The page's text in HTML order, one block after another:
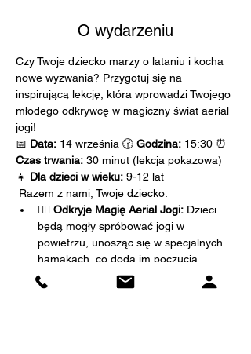
O wydarzeniu
Czy Twoje dziecko marzy o lataniu i kocha
nowe wyzwania? Przygotuj się na
inspirującą lekcję, która wprowadzi Twojego
młodego odkrywcę w magiczny świat aerial
jogi!
📅 Data: 14 września 🕝 Godzina: 15:30 ⏰
Czas trwania: 30 minut (lekcja pokazowa)
👧 Dla dzieci w wieku: 9-12 lat
Razem z nami, Twoje dziecko:
🧘‍♀️ Odkryje Magię Aerial Jogi: Dzieci
będą mogły spróbować jogi w
powietrzu, unosząc się w specjalnych
hamakach, co doda im poczucia
wolności i lekkości.
🌟 Rozwinie Siłę i Równowagę:
Dzięki